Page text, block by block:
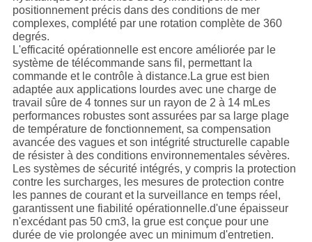
positionnement précis dans des conditions de mer
complexes, complété par une rotation complète de 360
degrés.
L'efficacité opérationnelle est encore améliorée par le
système de télécommande sans fil, permettant la
commande et le contrôle à distance.La grue est bien
adaptée aux applications lourdes avec une charge de
travail sûre de 4 tonnes sur un rayon de 2 à 14 mLes
performances robustes sont assurées par sa large plage
de température de fonctionnement, sa compensation
avancée des vagues et son intégrité structurelle capable
de résister à des conditions environnementales sévères.
Les systèmes de sécurité intégrés, y compris la protection
contre les surcharges, les mesures de protection contre
les pannes de courant et la surveillance en temps réel,
garantissent une fiabilité opérationnelle.d'une épaisseur
n'excédant pas 50 cm3, la grue est conçue pour une
durée de vie prolongée avec un minimum d'entretien.